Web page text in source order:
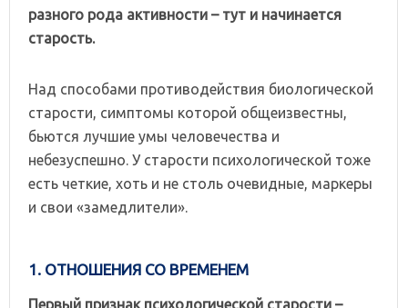
разного рода активности – тут и начинается
старость.
Над способами противодействия биологической
старости, симптомы которой общеизвестны,
бьются лучшие умы человечества и
небезуспешно. У старости психологической тоже
есть четкие, хоть и не столь очевидные, маркеры
и свои «замедлители».
1. ОТНОШЕНИЯ СО ВРЕМЕНЕМ
Первый признак психологической старости –